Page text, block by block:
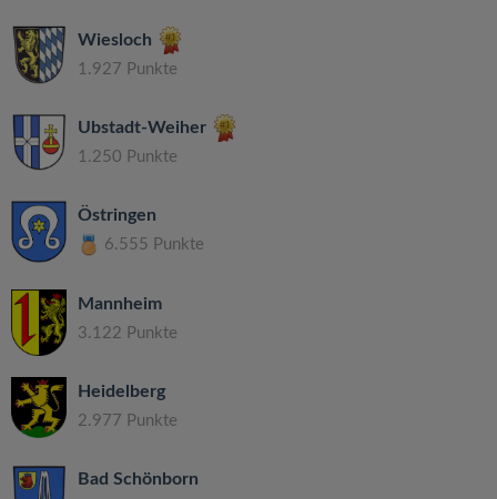
Wiesloch
1.927 Punkte
Ubstadt-Weiher
1.250 Punkte
Östringen
6.555 Punkte
Mannheim
3.122 Punkte
Heidelberg
2.977 Punkte
Bad Schönborn